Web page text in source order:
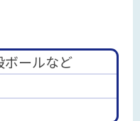
ボールなど